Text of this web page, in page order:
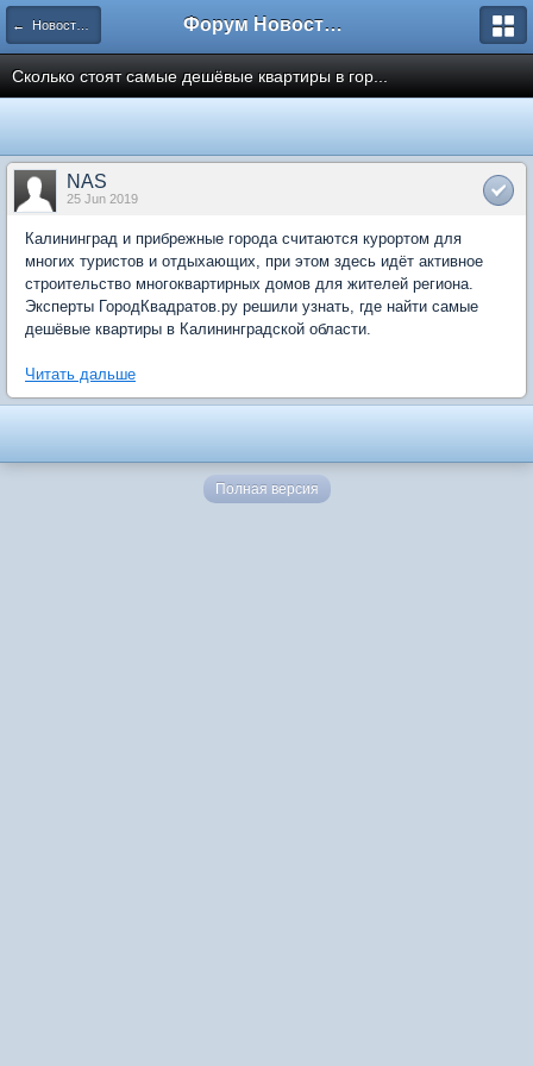
← Новости рынка недвижимости Форум Новостройки
Сколько стоят самые дешёвые квартиры в гор...
NAS
25 Jun 2019
Калининград и прибрежные города считаются курортом для
многих туристов и отдыхающих, при этом здесь идёт активное
строительство многоквартирных домов для жителей региона.
Эксперты ГородКвадратов.ру решили узнать, где найти самые
дешёвые квартиры в Калининградской области.
Читать дальше
Полная версия